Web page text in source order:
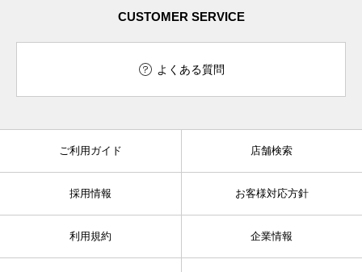
CUSTOMER SERVICE
よくある質問
ご利用ガイド 店舗検索
採用情報 お客様対応方針
利用規約 企業情報